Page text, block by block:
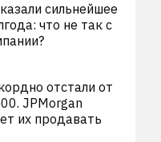
сильнейшее
что не так с
отстали от
JPMorgan
их продавать